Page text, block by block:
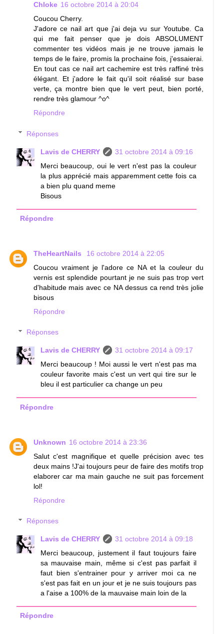
Chloke 16 octobre 2014 à 20:04
Coucou Cherry.
J'adore ce nail art que j'ai deja vu sur Youtube. Ca
qui me fait penser que je dois ABSOLUMENT
commenter tes vidéos mais je ne trouve jamais le
temps de le faire, promis la prochaine fois, j'essaierai.
En tout cas ce nail art cachemire est très raffiné très
élégant. Et j'adore le fait qu'il soit réalisé sur base
verte, ça montre bien que le vert peut, bien porté,
rendre très glamour ^o^
Répondre
Réponses
Lavis de CHERRY
31 octobre 2014 à 09:16
Merci beaucoup, oui le vert n'est pas la couleur
la plus apprécié mais apparemment cette fois ca
a bien plu quand meme
Bisous
Répondre
TheHeartNails
16 octobre 2014 à 22:05
Coucou vraiment je l'adore ce NA et la couleur du
vernis est splendide pourtant je ne suis pas trop vert
d'habitude mais avec ce NA dessus ca rend très jolie
bisous
Répondre
Réponses
Lavis de CHERRY
31 octobre 2014 à 09:17
Merci beaucoup ! Moi aussi le vert n'est pas ma
couleur favorite mais c'est un vert qui tire sur le
bleu il est particulier ca change un peu
Répondre
Unknown 16 octobre 2014 à 23:36
Salut c'est magnifique et quelle précision avec tes
deux mains !J'ai toujours peur de faire des motifs trop
elaborer car ma main gauche ne suit pas forcement
lol!
Répondre
Réponses
Lavis de CHERRY
31 octobre 2014 à 09:18
Merci beaucoup, justement il faut toujours faire
sa mauvaise main, même si c'est pas parfait il
faut bien s'entrainer pour y arriver moi ca ne
s'est pas fait en un jour et je ne suis toujours pas
a l'aise a 100% de la mauvaise main loin de la
Répondre